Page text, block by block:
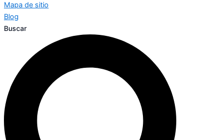
Mapa de sitio
Blog
Buscar